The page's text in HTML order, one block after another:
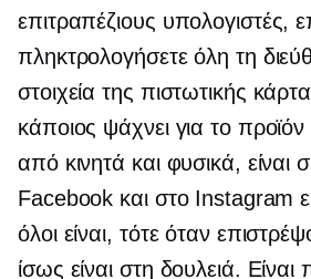
επιτραπέζιους υπολογιστές,
πληκτρολογήσετε όλη τη
στοιχεία της πιστωτικής
κάποιος ψάχνει για το προϊόν
από κινητά και φυσικά, είναι
Facebook και στο Instagram
όλοι είναι, τότε όταν
ίσως είναι στη δουλειά. Είναι